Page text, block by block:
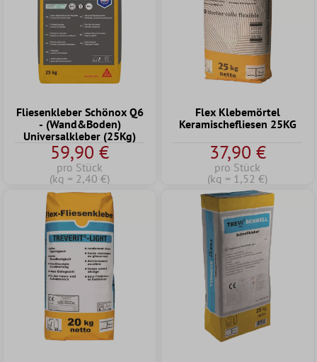
Fliesenkleber Schönox Q6
- (Wand&Boden)
Universalkleber (25Kg)
59,90 €
pro Stück
(kg = 2,40 €)
Flex Klebemörtel
Keramischefliesen 25KG
37,90 €
pro Stück
(kg = 1,52 €)